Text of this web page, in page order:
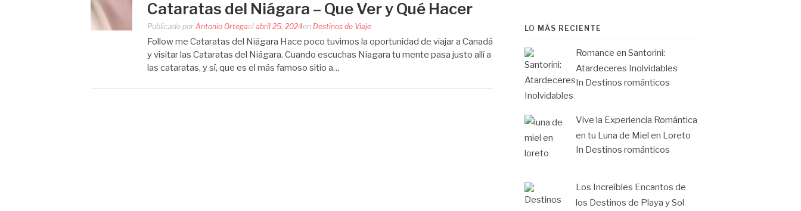
Cataratas del Niágara – Que Ver y Qué Hacer
Publicado por Antonio Ortegael abril 25, 2024en Destinos de Viaje
Follow me Cataratas del Niágara Hace poco tuvimos la oportunidad de viajar a Canadá
y visitar las Cataratas del Niágara. Cuando escuchas Niagara tu mente pasa justo allí a
las cataratas, y sí, que es el más famoso sitio a…
LO MÁS RECIENTE
Romance en Santorini:
Atardeceres Inolvidables
In Destinos románticos
Vive la Experiencia Romántica
en tu Luna de Miel en Loreto
In Destinos románticos
Los Increíbles Encantos de
los Destinos de Playa y Sol